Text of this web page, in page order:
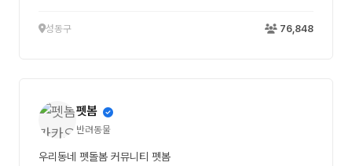
성동구 76,848
펫봄
반려동물
우리동네 펫돌봄 커뮤니티 펫봄